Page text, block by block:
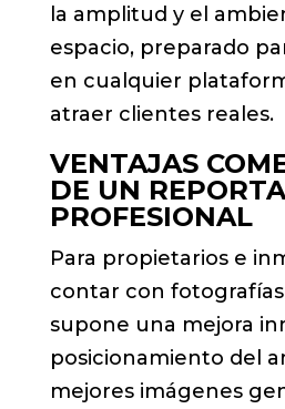
la amplitud y el
espacio, preparado
en cualquier
atraer clientes reales.
VENTAJAS
DE UN
PROFESIONAL
Para propietarios e
contar con fotografías
supone una mejora
posicionamiento del
mejores imágenes